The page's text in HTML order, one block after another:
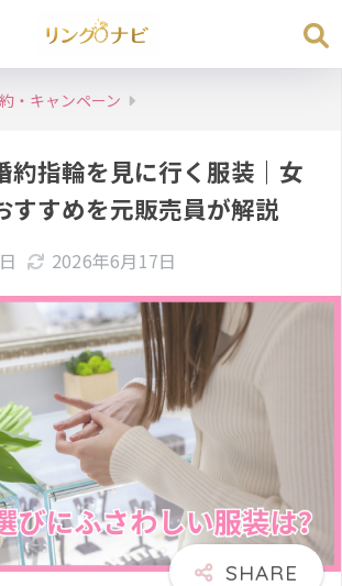
・キャンペーン
約指輪を見に行く服装｜女
すすめを元販売員が解説
2026年6月17日